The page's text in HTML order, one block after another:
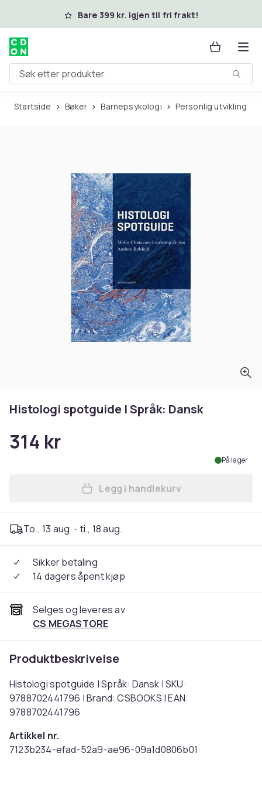
Hopp til hovedinnholdBare 399 kr. igjen til fri frakt!
Søk etter produkter
Startside Bøker Barnepsykologi Personlig utvikling
Histologi spotguide | Språk: Dansk
314 kr
På lager
Legg Histologi spotguide |
Legg i handlekurv
To., 13 aug. - ti., 18 aug.
Sikker betaling
14 dagers åpent kjøp
Selges og leveres av
CS MEGASTORE
Produktbeskrivelse
Histologi spotguide | Språk: Dansk | SKU:
9788702441796 | Brand: CSBOOKS | EAN:
9788702441796
Artikkel nr.
7123b234-efad-52a9-ae96-09a1d0806b01